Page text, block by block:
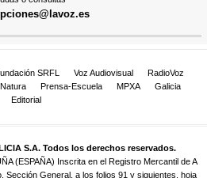
SRFL Voz Audiovisual
RadioVoz
Prensa-Escuela MPXA
Galicia
Editorial
S.A. Todos los derechos reservados.
(ESPAÑA) Inscrita en el Registro Mercantil de A
Sección General, a los folios 91 y siguientes, hoja